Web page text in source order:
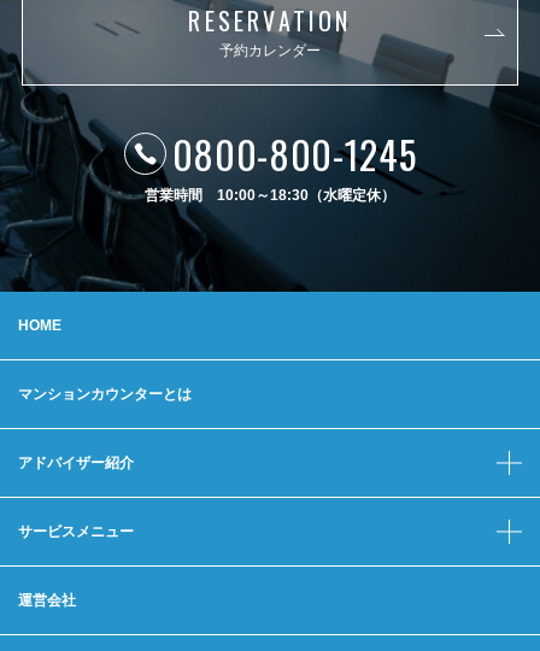
RESERVATION
予約カレンダー
0800-800-1245
営業時間 10:00～18:30（水曜定休）
HOME
マンションカウンターとは
アドバイザー紹介
サービスメニュー
運営会社